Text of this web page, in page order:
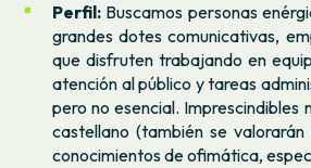
Perfil: Buscamos personas
grandes dotes comunicativas,
que disfruten trabajando en
atención al público y tareas
pero no esencial. Imprescindibles
castellano (también se
conocimientos de ofimática,